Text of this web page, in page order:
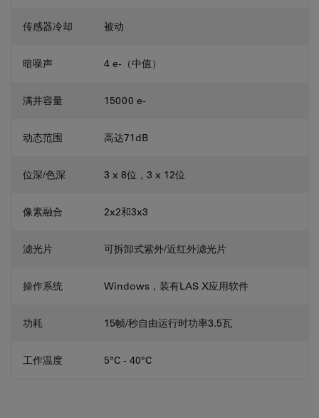
传感器冷却 被动
暗噪声 4 e-（中值）
满井容量 15000 e-
动态范围 高达71dB
位深/色深 3 x 8位，3 x 12位
像素融合 2x2和3x3
滤光片 可拆卸式紫外/近红外滤光片
操作系统 Windows，装有LAS X应用软件
功耗 15帧/秒自由运行时功率3.5瓦
工作温度 5°C - 40°C